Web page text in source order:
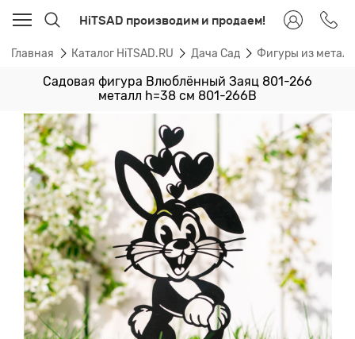
HiTSAD производим и продаем!
Главная Каталог HiTSAD.RU Дача Сад Фигуры из
Садовая фигура Влюблённый Заяц 801-266
металл h=38 см 801-266B